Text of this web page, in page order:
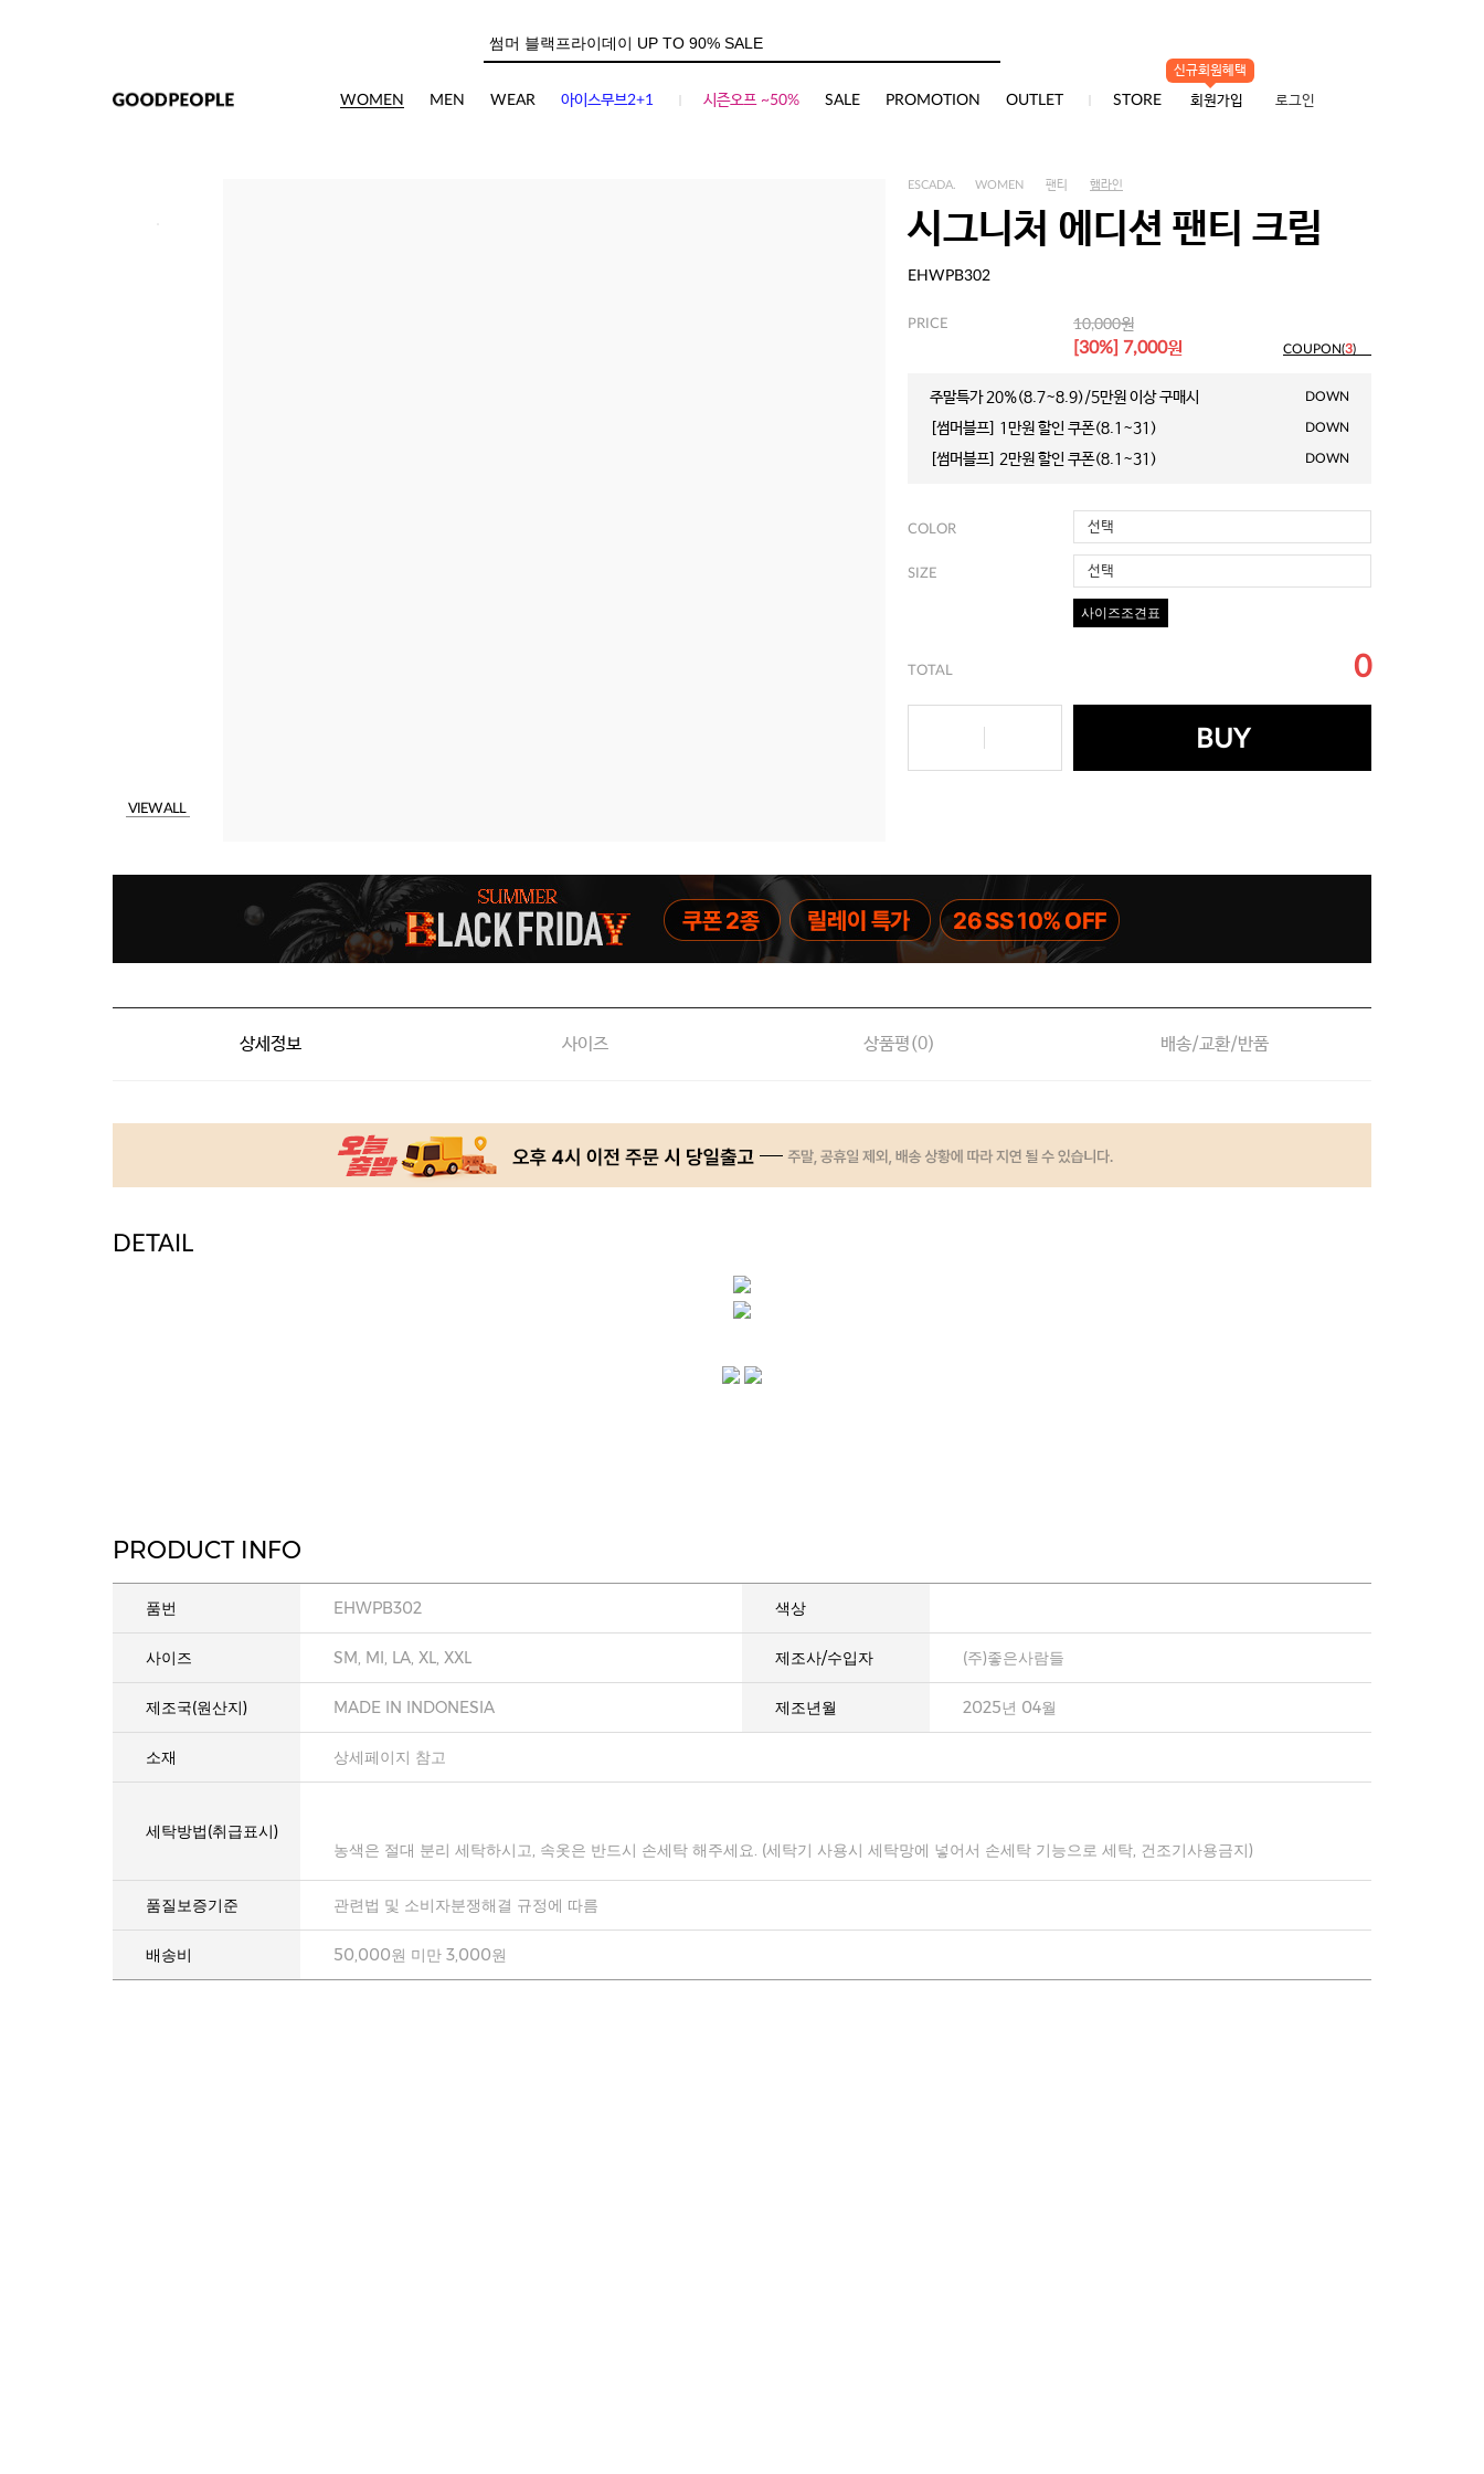
WOMEN MEN WEAR 아이스무브2+1 시즌오프 ~50% SALE PROMOTION OUTLET STORE
신규회원혜택
회원가입 로그인
VIEW ALL
ESCADA. WOMEN 팬티 햄라인
시그니처 에디션 팬티 크림
EHWPB302
PRICE 10,000원
[30%] 7,000원 COUPON(3)
주말특가 20%(8.7~8.9)/5만원 이상 구매시 DOWN
[썸머블프] 1만원 할인 쿠폰(8.1~31) DOWN
[썸머블프] 2만원 할인 쿠폰(8.1~31) DOWN
COLOR 선택
SIZE 선택
사이즈조견표
TOTAL 0
BUY
상세정보 사이즈 상품평(0) 배송/교환/반품
DETAIL
PRODUCT INFO
품번 EHWPB302 색상
사이즈 SM, MI, LA, XL, XXL 제조사/수입자 (주)좋은사람들
제조국(원산지) MADE IN INDONESIA 제조년월 2025년 04월
소재 상세페이지 참고
세탁방법(취급표시)
농색은 절대 분리 세탁하시고, 속옷은 반드시 손세탁 해주세요. (세탁기 사용시 세탁망에 넣어서 손세탁 기능으로 세탁, 건조기사용금지)
품질보증기준 관련법 및 소비자분쟁해결 규정에 따름
배송비 50,000원 미만 3,000원